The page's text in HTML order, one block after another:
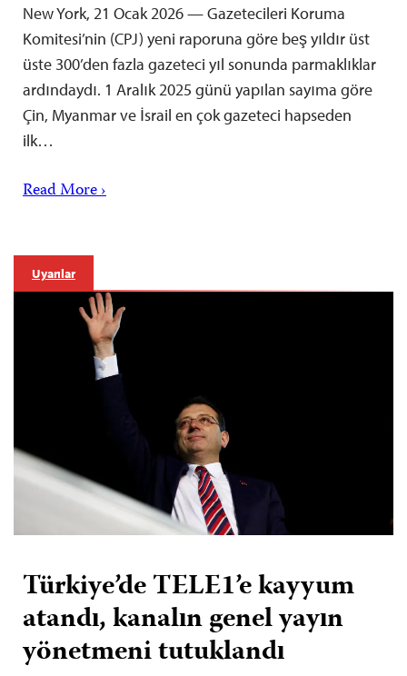
New York, 21 Ocak 2026 — Gazetecileri Koruma
Komitesi’nin (CPJ) yeni raporuna göre beş yıldır üst
üste 300’den fazla gazeteci yıl sonunda parmaklıklar
ardındaydı. 1 Aralık 2025 günü yapılan sayıma göre
Çin, Myanmar ve İsrail en çok gazeteci hapseden
ilk…
Read More ›
Uyarılar
Türkiye’de TELE1’e kayyum
atandı, kanalın genel yayın
yönetmeni tutuklandı